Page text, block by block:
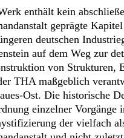
enthält kein
geprägte
deutschen
auf dem Weg zur
von Strukturen,
THA maßgeblich
Ost. Die historische
einzelner Vorgänge
der vielfach